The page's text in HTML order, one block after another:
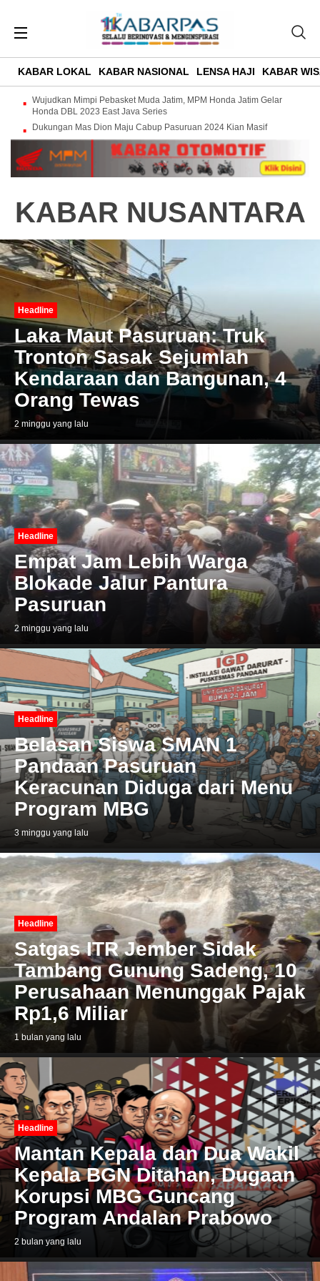
KABAR LOKAL KABAR NASIONAL LENSA HAJI KABAR
Wujudkan Mimpi Pebasket Muda Jatim, MPM Honda Jatim Gelar
Honda DBL 2023 East Java Series
Dukungan Mas Dion Maju Cabup Pasuruan 2024 Kian Masif
KABAR NUSANTARA
Headline
Laka Maut Pasuruan: Truk
Tronton Sasak Sejumlah
Kendaraan dan Bangunan, 4
Orang Tewas
2 minggu yang lalu
Headline
Empat Jam Lebih Warga
Blokade Jalur Pantura
Pasuruan
2 minggu yang lalu
Headline
Belasan Siswa SMAN 1
Pandaan Pasuruan
Keracunan Diduga dari Menu
Program MBG
3 minggu yang lalu
Headline
Satgas ITR Jember Sidak
Tambang Gunung Sadeng, 10
Perusahaan Menunggak Pajak
Rp1,6 Miliar
1 bulan yang lalu
Headline
Mantan Kepala dan Dua Wakil
Kepala BGN Ditahan, Dugaan
Korupsi MBG Guncang
Program Andalan Prabowo
2 bulan yang lalu